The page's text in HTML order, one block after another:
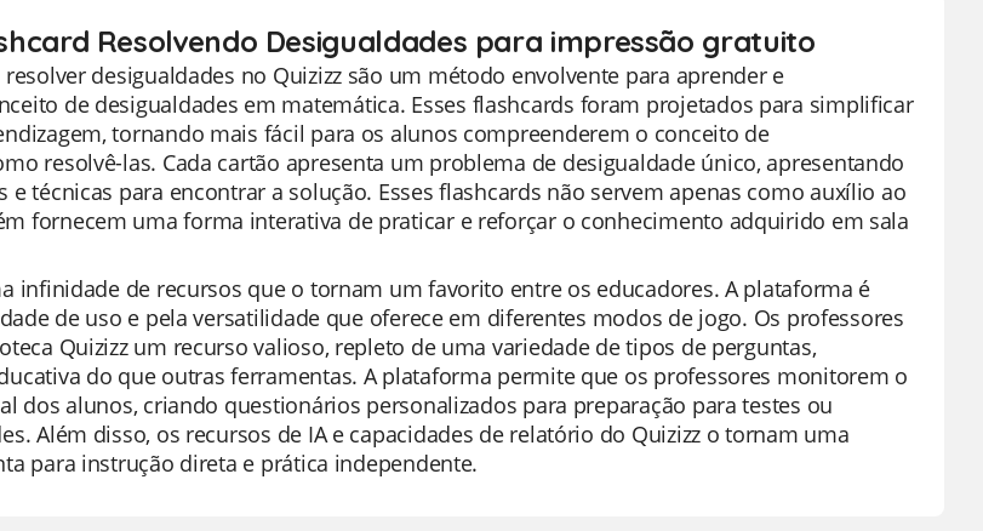
Resolvendo Desigualdades para impressão gratuito
desigualdades no Quizizz são um método envolvente para aprender e
de desigualdades em matemática. Esses flashcards foram projetados para simplificar
tornando mais fácil para os alunos compreenderem o conceito de
resolvê-las. Cada cartão apresenta um problema de desigualdade único, apresentando
e técnicas para encontrar a solução. Esses flashcards não servem apenas como auxílio ao
fornecem uma forma interativa de praticar e reforçar o conhecimento adquirido em sala
infinidade de recursos que o tornam um favorito entre os educadores. A plataforma é
de uso e pela versatilidade que oferece em diferentes modos de jogo. Os professores
Quizizz um recurso valioso, repleto de uma variedade de tipos de perguntas,
do que outras ferramentas. A plataforma permite que os professores monitorem o
dos alunos, criando questionários personalizados para preparação para testes ou
Além disso, os recursos de IA e capacidades de relatório do Quizizz o tornam uma
para instrução direta e prática independente.